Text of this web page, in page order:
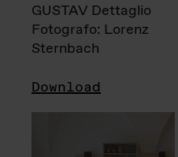
GUSTAV Dettaglio
Fotografo: Lorenz
Sternbach
Download